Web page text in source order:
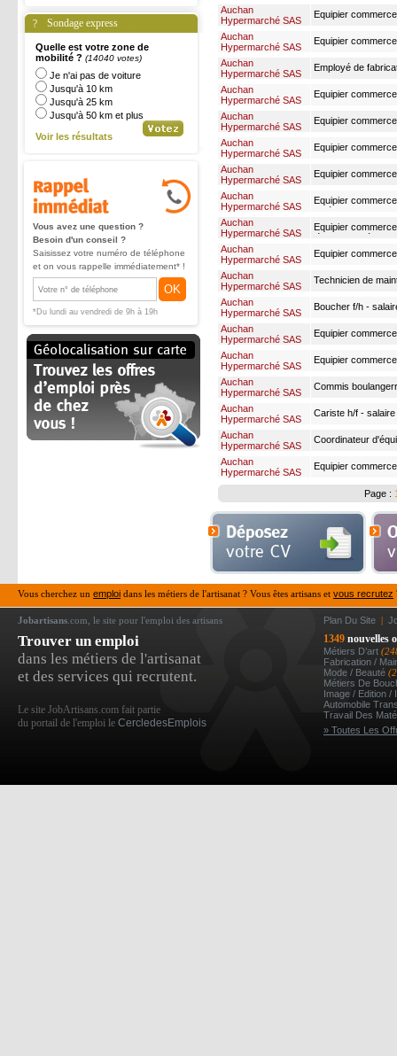
Sondage express
Quelle est votre zone de
mobilité ? (14040 votes)
Je n'ai pas de voiture
Jusqu'à 10 km
Jusqu'à 25 km
Jusqu'à 50 km et plus
Voir les résultats
Vous avez une question ?
Besoin d'un conseil ?
Saisissez votre numéro de téléphone
et on vous rappelle immédiatement* !
OK
*Du lundi au vendredi de 9h à 19h
Auchan
Hypermarché SAS
Equipier
Auchan
Hypermarché SAS
Equipier
Auchan
Hypermarché SAS
Employé de
Auchan
Hypermarché SAS
Equipier
Auchan
Hypermarché SAS
Equipier
Auchan
Hypermarché SAS
Equipier
Auchan
Hypermarché SAS
Equipier
Auchan
Hypermarché SAS
Equipier
après-midi f/h
Auchan
Hypermarché SAS
Equipier
légumes après
Auchan
Hypermarché SAS
Equipier
Auchan
Hypermarché SAS
Technicien de
Auchan
Hypermarché SAS
Boucher f/h -
Auchan
Hypermarché SAS
Equipier
Auchan
Hypermarché SAS
Equipier
Auchan
Hypermarché SAS
Commis
Auchan
Hypermarché SAS
Cariste h/f -
Auchan
Hypermarché SAS
Coordinateur
Auchan
Hypermarché SAS
Equipier
Page :
Vous cherchez un emploi dans les métiers de l'artisanat ? Vous êtes artisans et vous recrutez
Jobartisans .com, le site pour l'emploi des artisans Plan Du Site |
Trouver un emploi
dans les métiers de l'artisanat
et des services qui recrutent.
Le site JobArtisans.com fait partie
du portail de l'emploi le CercledesEmplois
1349 nouvelles
Métiers D’art
Fabrication /
Mode / Beauté
Métiers De
Image / Edition /
Automobile
Travail Des
» Toutes Les